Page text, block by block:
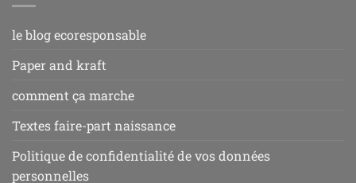
le blog ecoresponsable
Paper and kraft
comment ça marche
Textes faire-part naissance
Politique de confidentialité de vos données
personnelles